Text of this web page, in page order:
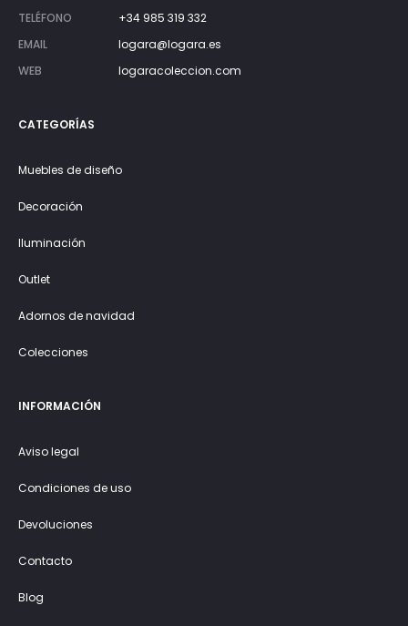
TELÉFONO
+34 985 319 332
EMAIL
logara@logara.es
WEB
logaracoleccion.com
CATEGORÍAS
Muebles de diseño
Decoración
Iluminación
Outlet
Adornos de navidad
Colecciones
INFORMACIÓN
Aviso legal
Condiciones de uso
Devoluciones
Contacto
Blog